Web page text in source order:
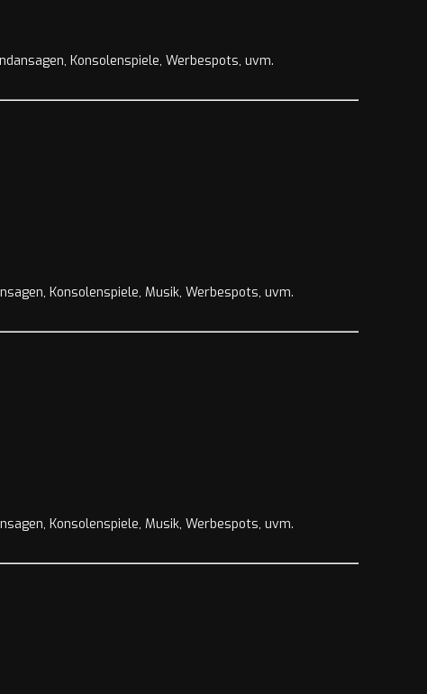
Konsolenspiele, Werbespots, uvm.
Konsolenspiele, Musik, Werbespots, uvm.
Konsolenspiele, Musik, Werbespots, uvm.